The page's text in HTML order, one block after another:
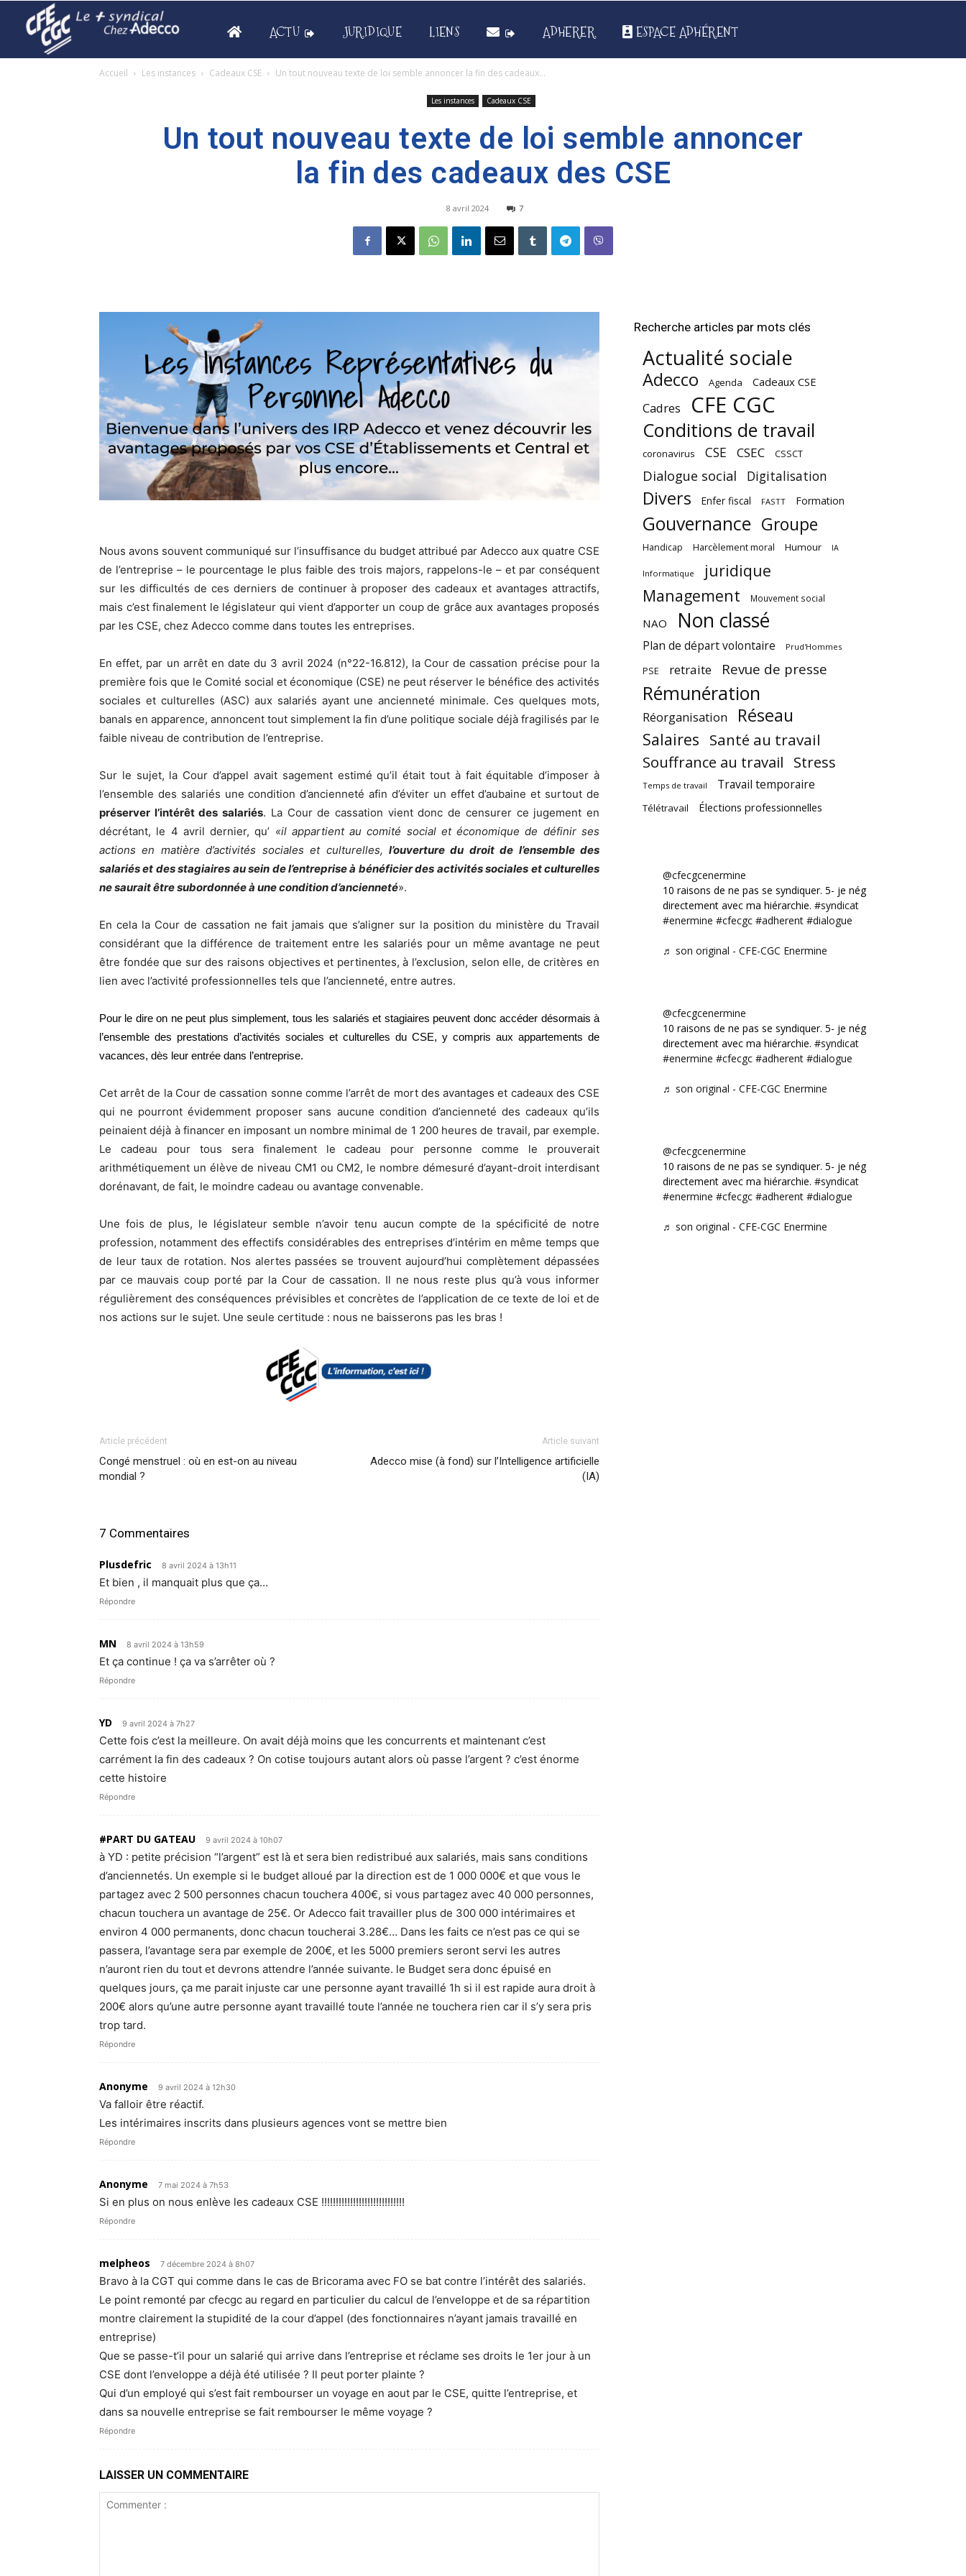
ACTU JURIDIQUE LIENS ADHERER ESPACE ADHÉRENT
Accueil Les instances Cadeaux CSE Un tout nouveau texte de loi semble annoncer la fin des cadeaux...
Les instances Cadeaux CSE
Un tout nouveau texte de loi semble annoncer
la fin des cadeaux des CSE
8 avril 2024 7
Nous avons souvent communiqué sur l’insuffisance du budget attribué par Adecco aux quatre CSE
de l’entreprise – le pourcentage le plus faible des trois majors, rappelons-le – et par conséquent
sur les difficultés de ces derniers de continuer à proposer des cadeaux et avantages attractifs,
mais c’est finalement le législateur qui vient d’apporter un coup de grâce aux avantages proposés
par les CSE, chez Adecco comme dans toutes les entreprises.
En effet, par un arrêt en date du 3 avril 2024 (n°22-16.812), la Cour de cassation précise pour la
première fois que le Comité social et économique (CSE) ne peut réserver le bénéfice des activités
sociales et culturelles (ASC) aux salariés ayant une ancienneté minimale. Ces quelques mots,
banals en apparence, annoncent tout simplement la fin d’une politique sociale déjà fragilisés par le
faible niveau de contribution de l’entreprise.
Sur le sujet, la Cour d’appel avait sagement estimé qu’il était tout à fait équitable d’imposer à
l’ensemble des salariés une condition d’ancienneté afin d’éviter un effet d’aubaine et surtout de
préserver l’intérêt des salariés. La Cour de cassation vient donc de censurer ce jugement en
décrétant, le 4 avril dernier, qu’ «il appartient au comité social et économique de définir ses
actions en matière d’activités sociales et culturelles, l’ouverture du droit de l’ensemble des
salariés et des stagiaires au sein de l’entreprise à bénéficier des activités sociales et culturelles
ne saurait être subordonnée à une condition d’ancienneté».
En cela la Cour de cassation ne fait jamais que s’aligner sur la position du ministère du Travail
considérant que la différence de traitement entre les salariés pour un même avantage ne peut
être fondée que sur des raisons objectives et pertinentes, à l’exclusion, selon elle, de critères en
lien avec l’activité professionnelles tels que l’ancienneté, entre autres.
Pour le dire on ne peut plus simplement, tous les salariés et stagiaires peuvent donc accéder désormais à
l’ensemble des prestations d’activités sociales et culturelles du CSE, y compris aux appartements de
vacances, dès leur entrée dans l’entreprise.
Cet arrêt de la Cour de cassation sonne comme l’arrêt de mort des avantages et cadeaux des CSE
qui ne pourront évidemment proposer sans aucune condition d’ancienneté des cadeaux qu’ils
peinaient déjà à financer en imposant un nombre minimal de 1 200 heures de travail, par exemple.
Le cadeau pour tous sera finalement le cadeau pour personne comme le prouverait
arithmétiquement un élève de niveau CM1 ou CM2, le nombre démesuré d’ayant-droit interdisant
dorénavant, de fait, le moindre cadeau ou avantage convenable.
Une fois de plus, le législateur semble n’avoir tenu aucun compte de la spécificité de notre
profession, notamment des effectifs considérables des entreprises d’intérim en même temps que
de leur taux de rotation. Nos alertes passées se trouvent aujourd’hui complètement dépassées
par ce mauvais coup porté par la Cour de cassation. Il ne nous reste plus qu’à vous informer
régulièrement des conséquences prévisibles et concrètes de l’application de ce texte de loi et de
nos actions sur le sujet. Une seule certitude : nous ne baisserons pas les bras !
Article précédent
Congé menstruel : où en est-on au niveau
mondial ?
Article suivant
Adecco mise (à fond) sur l’Intelligence artificielle
(IA)
7 Commentaires
Plusdefric 8 avril 2024 à 13h11
Et bien , il manquait plus que ça…
Répondre
MN 8 avril 2024 à 13h59
Et ça continue ! ça va s’arrêter où ?
Répondre
YD 9 avril 2024 à 7h27
Cette fois c’est la meilleure. On avait déjà moins que les concurrents et maintenant c’est
carrément la fin des cadeaux ? On cotise toujours autant alors où passe l’argent ? c’est énorme
cette histoire
Répondre
#PART DU GATEAU 9 avril 2024 à 10h07
à YD : petite précision “l’argent” est là et sera bien redistribué aux salariés, mais sans conditions
d’anciennetés. Un exemple si le budget alloué par la direction est de 1 000 000€ et que vous le
partagez avec 2 500 personnes chacun touchera 400€, si vous partagez avec 40 000 personnes,
chacun touchera un avantage de 25€. Or Adecco fait travailler plus de 300 000 intérimaires et
environ 4 000 permanents, donc chacun toucherai 3.28€… Dans les faits ce n’est pas ce qui se
passera, l’avantage sera par exemple de 200€, et les 5000 premiers seront servi les autres
n’auront rien du tout et devrons attendre l’année suivante. le Budget sera donc épuisé en
quelques jours, ça me parait injuste car une personne ayant travaillé 1h si il est rapide aura droit à
200€ alors qu’une autre personne ayant travaillé toute l’année ne touchera rien car il s’y sera pris
trop tard.
Répondre
Anonyme 9 avril 2024 à 12h30
Va falloir être réactif.
Les intérimaires inscrits dans plusieurs agences vont se mettre bien
Répondre
Anonyme 7 mai 2024 à 7h53
Si en plus on nous enlève les cadeaux CSE !!!!!!!!!!!!!!!!!!!!!!!!!!!!!
Répondre
melpheos 7 décembre 2024 à 8h07
Bravo à la CGT qui comme dans le cas de Bricorama avec FO se bat contre l’intérêt des salariés.
Le point remonté par cfecgc au regard en particulier du calcul de l’enveloppe et de sa répartition
montre clairement la stupidité de la cour d’appel (des fonctionnaires n’ayant jamais travaillé en
entreprise)
Que se passe-t’il pour un salarié qui arrive dans l’entreprise et réclame ses droits le 1er jour à un
CSE dont l’enveloppe a déjà été utilisée ? Il peut porter plainte ?
Qui d’un employé qui s’est fait rembourser un voyage en aout par le CSE, quitte l’entreprise, et
dans sa nouvelle entreprise se fait rembourser le même voyage ?
Répondre
LAISSER UN COMMENTAIRE
Recherche articles par mots clés
Actualité sociale
Adecco Agenda Cadeaux CSE
Cadres CFE CGC
Conditions de travail
coronavirus CSE CSEC CSSCT
Dialogue social Digitalisation
Divers Enfer fiscal FASTT Formation
Gouvernance Groupe
Handicap Harcèlement moral Humour IA
Informatique
juridique
Management
Mouvement social
NAO Non classé
Plan de départ volontaire Prud'Hommes
PSE retraite Revue de presse
Rémunération
Réorganisation Réseau
Salaires Santé au travail
Souffrance au travail Stress
Temps de travail Travail temporaire
Télétravail Élections professionnelles
@cfecgcenermine
10 raisons de ne pas se syndiquer. 5- je négocie
directement avec ma hiérarchie. #syndicat
#enermine #cfecgc #adherent #dialogue
♬ son original - CFE-CGC Enermine
@cfecgcenermine
10 raisons de ne pas se syndiquer. 5- je négocie
directement avec ma hiérarchie. #syndicat
#enermine #cfecgc #adherent #dialogue
♬ son original - CFE-CGC Enermine
@cfecgcenermine
10 raisons de ne pas se syndiquer. 5- je négocie
directement avec ma hiérarchie. #syndicat
#enermine #cfecgc #adherent #dialogue
♬ son original - CFE-CGC Enermine